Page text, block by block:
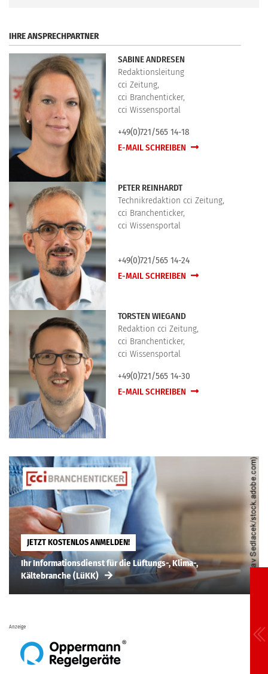
IHRE ANSPRECHPARTNER
SABINE ANDRESEN
Redaktionsleitung
cci Zeitung,
cci Branchenticker,
cci Wissensportal
+49(0)721/565 14-18
E-MAIL SCHREIBEN
PETER REINHARDT
Technikredaktion cci Zeitung,
cci Branchenticker,
cci Wissensportal
+49(0)721/565 14-24
E-MAIL SCHREIBEN
TORSTEN WIEGAND
Redaktion cci Zeitung,
cci Branchenticker,
cci Wissensportal
+49(0)721/565 14-30
E-MAIL SCHREIBEN
JETZT KOSTENLOS ANMELDEN!
Ihr Informationsdienst für die Lüftungs-, Klima-,
Kältebranche (LüKK)
Anzeige